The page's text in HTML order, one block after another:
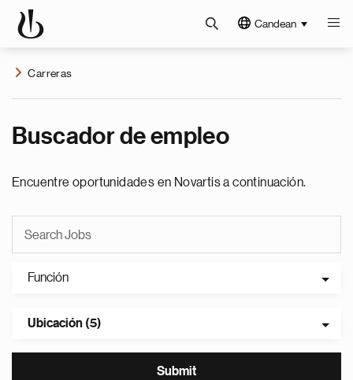
Candean
Carreras
Buscador de empleo
Encuentre oportunidades en Novartis a continuación.
Función
Ubicación (5)